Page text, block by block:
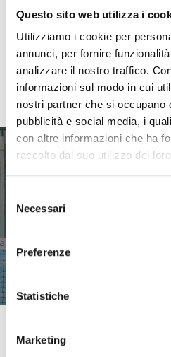
Questo sito web utilizza i
Utilizziamo i cookie per
annunci, per fornire
analizzare il nostro traffico.
informazioni sul modo in cui
nostri partner che si occupano
pubblicità e social media, i
con altre informazioni che ha
raccolto dal suo utilizzo dei
delNecessari
Preferenze
Statistiche
Marketing